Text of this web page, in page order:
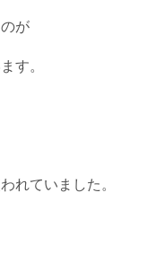
が
す。
れていました。